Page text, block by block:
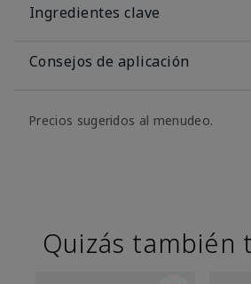
Ingredientes clave
Consejos de aplicación
Precios sugeridos al menudeo.
Quizás también